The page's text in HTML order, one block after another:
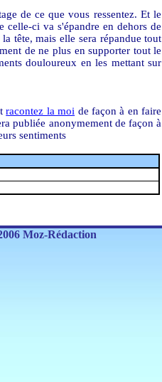
de ce que vous ressentez. Et le
celle-ci va s'épandre en dehors de
tête, mais elle sera répandue tout
de ne plus en supporter tout le
douloureux en les mettant sur
racontez la moi de façon à en faire
publiée anonymement de façon à
sentiments
Moz-Rédaction